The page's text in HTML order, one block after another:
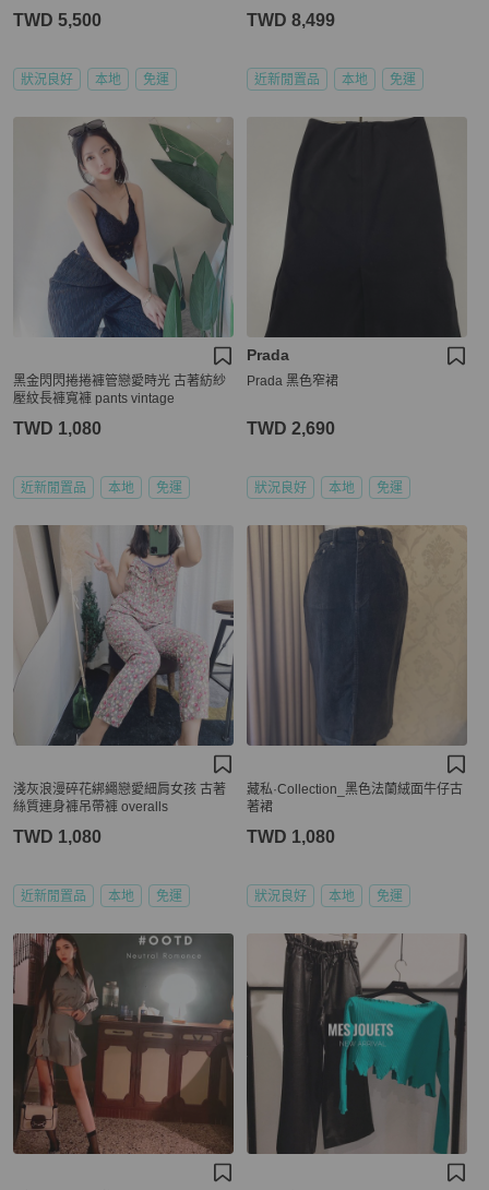
TWD 5,500
狀況良好 本地 免運
TWD 8,499
近新閒置品 本地 免運
黑金閃閃捲捲褲管戀愛時光 古著紡紗
壓紋長褲寬褲 pants vintage
TWD 1,080
近新閒置品 本地 免運
Prada
Prada 黑色窄裙
TWD 2,690
狀況良好 本地 免運
淺灰浪漫碎花綁繩戀愛細肩女孩 古著
絲質連身褲吊帶褲 overalls
TWD 1,080
近新閒置品 本地 免運
藏私·Collection_黑色法蘭絨面牛仔古
著裙
TWD 1,080
狀況良好 本地 免運